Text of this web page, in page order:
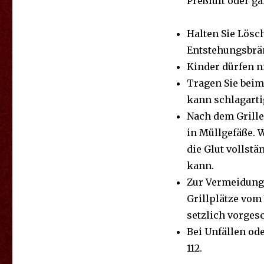
Hal­ten Sie
Kin­der dür­fen
Tra­gen Sie
kann
Nach dem
in Müll­ge­fä­ße.
die Glut
kann.
Zur
Grill­plät­ze vom
setz­lich
Bei Un­fäl­len
112.